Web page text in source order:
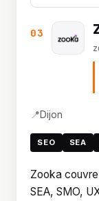
03
📍Dijon
SEO SEA
Zooka
SEA, SMO,